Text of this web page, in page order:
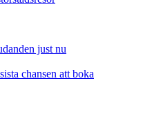
just nu
chansen att boka